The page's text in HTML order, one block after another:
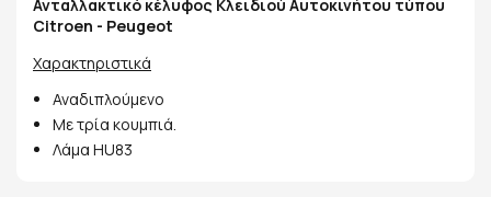
Ανταλλακτικό κέλυφος Κλειδιού Αυτοκινήτου τύπου
Citroen - Peugeot
Χαρακτηριστικά
Αναδιπλούμενο
Με τρία κουμπιά.
Λάμα HU83